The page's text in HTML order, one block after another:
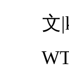
文
WTO